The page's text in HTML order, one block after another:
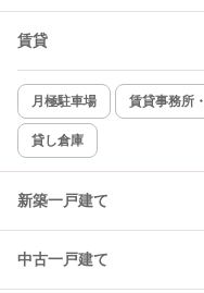
新着のみ
該当件数:
2件
賃貸
月極駐車場 賃貸事務所
貸し倉庫
新築一戸建て
中古一戸建て